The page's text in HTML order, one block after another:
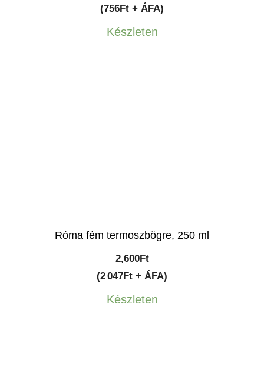
(756Ft + ÁFA)
Készleten
Róma fém termoszbögre, 250 ml
2,600Ft
(2 047Ft + ÁFA)
Készleten